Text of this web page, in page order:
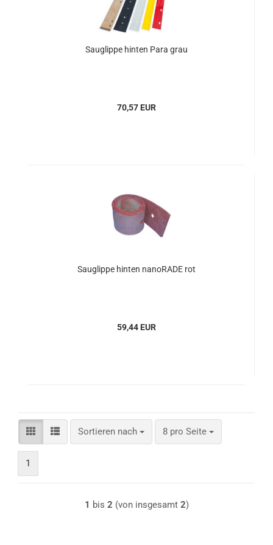
Sauglippe hinten Para grau
70,57 EUR
Sauglippe hinten nanoRADE rot
59,44 EUR
Sortieren nach
Sortieren nach 8 pro Seite
pro Seite
1
1 bis 2 (von insgesamt 2)